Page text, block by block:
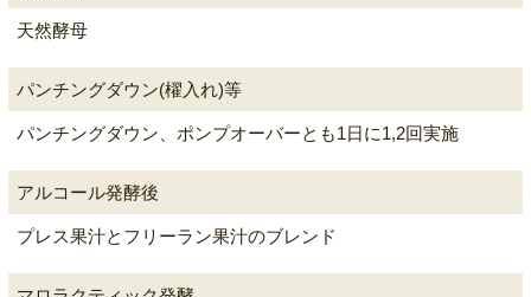
天然酵母
パンチングダウン(櫂入れ)等
パンチングダウン、ポンプオーバーとも1日に1,2回実施
アルコール発酵後
プレス果汁とフリーラン果汁のブレンド